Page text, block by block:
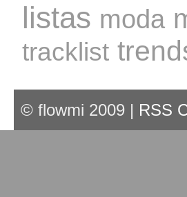
listas moda
tracklist
© flowmi 2009 | RSS